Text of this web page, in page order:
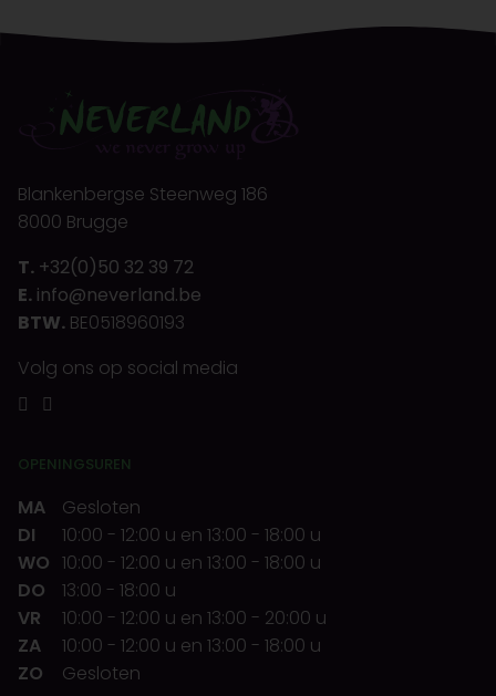
Blankenbergse Steenweg 186
8000 Brugge
T. +32(0)50 32 39 72
E. info@neverland.be
BTW. BE0518960193
Volg ons op social media
OPENINGSUREN
MA
Gesloten
DI
10:00 - 12:00 u en 13:00 - 18:00 u
WO 10:00 - 12:00 u en 13:00 - 18:00 u
DO
13:00 - 18:00 u
VR
10:00 - 12:00 u en 13:00 - 20:00 u
ZA
10:00 - 12:00 u en 13:00 - 18:00 u
ZO
Gesloten